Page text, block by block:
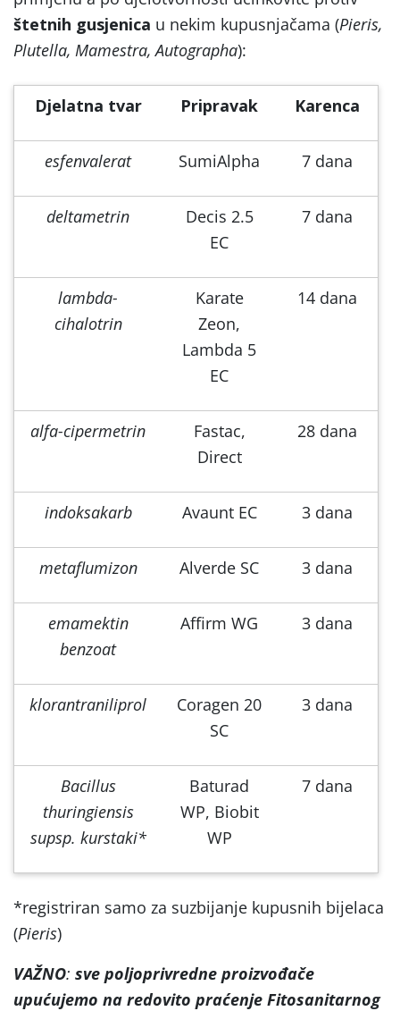
štetnih gusjenica u nekim kupusnjačama (Pieris,
Plutella, Mamestra, Autographa):
Djelatna tvar Pripravak Karenca
esfenvalerat SumiAlpha 7 dana
deltametrin
Decis 2.5
EC
7 dana
lambda-
cihalotrin
Karate
Zeon,
Lambda 5
EC
14 dana
alfa-cipermetrin
Fastac,
Direct
28 dana
indoksakarb Avaunt EC 3 dana
metaflumizon Alverde SC 3 dana
emamektin
benzoat
Affirm WG 3 dana
klorantraniliprol
Coragen 20
SC
3 dana
Bacillus
thuringiensis
supsp. kurstaki*
Baturad
WP, Biobit
WP
7 dana
*registriran samo za suzbijanje kupusnih bijelaca
(Pieris)
VAŽNO: sve poljoprivredne proizvođače
upućujemo na redovito praćenje Fitosanitarnog